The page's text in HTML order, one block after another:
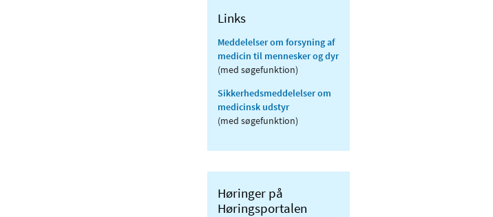
Links
Meddelelser om forsyning af
medicin til mennesker og dyr
(med søgefunktion)
Sikkerhedsmeddelelser om
medicinsk udstyr
(med søgefunktion)
Høringer på
Høringsportalen